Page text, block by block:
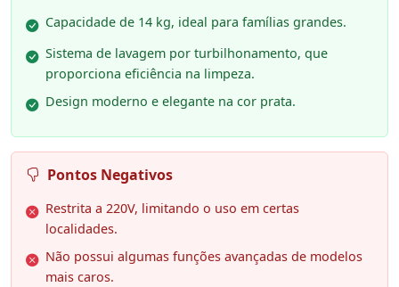
Capacidade de 14 kg, ideal para famílias grandes.
Sistema de lavagem por turbilhonamento, que
proporciona eficiência na limpeza.
Design moderno e elegante na cor prata.
Pontos Negativos
Restrita a 220V, limitando o uso em certas
localidades.
Não possui algumas funções avançadas de modelos
mais caros.